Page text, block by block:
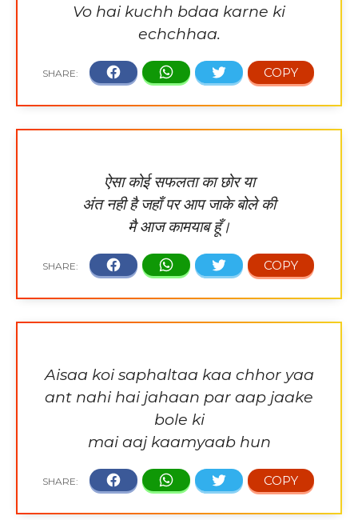
Vo hai kuchh bdaa karne ki
echchhaa.
ऐसा कोई सफलता का छोर या
अंत नही है जहाँ पर आप जाके बोले की
मै आज कामयाब हूँ।
Aisaa koi saphaltaa kaa chhor yaa
ant nahi hai jahaan par aap jaake
bole ki
mai aaj kaamyaab hun